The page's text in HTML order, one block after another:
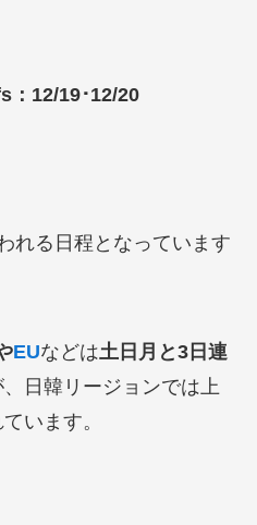
12/19･12/20
れる日程となっています
EUなどは土日月と3日連
日韓リージョンでは上
います。